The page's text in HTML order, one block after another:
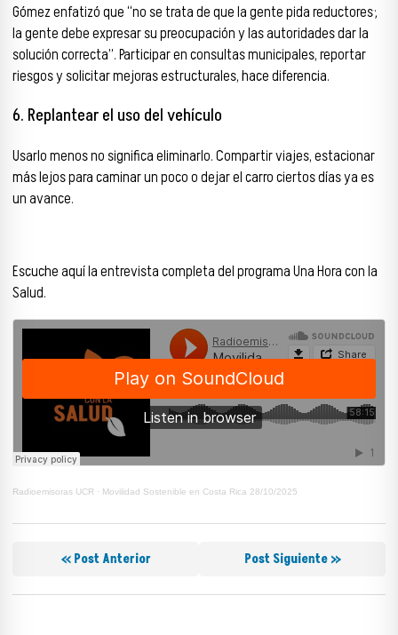
Gómez enfatizó que “no se trata de que la gente pida reductores;
la gente debe expresar su preocupación y las autoridades dar la
solución correcta”. Participar en consultas municipales, reportar
riesgos y solicitar mejoras estructurales, hace diferencia.
6. Replantear el uso del vehículo
Usarlo menos no significa eliminarlo. Compartir viajes, estacionar
más lejos para caminar un poco o dejar el carro ciertos días ya es
un avance.
Escuche aquí la entrevista completa del programa Una Hora con la
Salud.
Radioemisoras UCR · Movilidad Sostenible en Costa Rica 28/10/2025
« Post Anterior Post Siguiente »